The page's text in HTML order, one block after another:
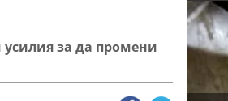
за да промени